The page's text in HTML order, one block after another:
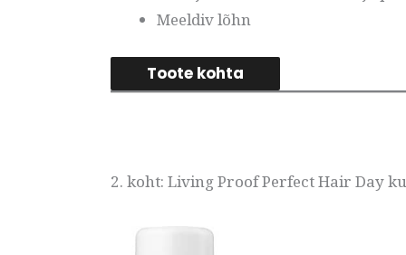
Meeldiv lõhn
Toote kohta
2. koht: Living Proof Perfect Hair Day